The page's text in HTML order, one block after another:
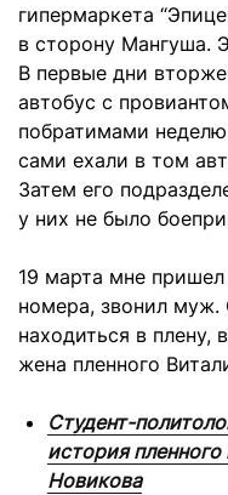
гипермаркета
в сторону Мангуша.
В первые дни
автобус с
побратимами
сами ехали в том
Затем его
у них не было
19 марта мне
номера, звонил
находиться в плену,
жена пленного
Студент-
история
Новикова